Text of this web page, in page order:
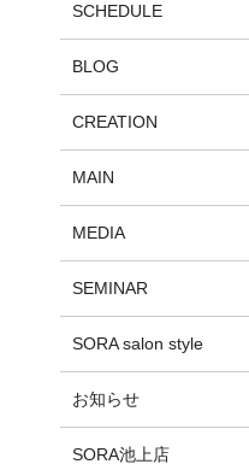
SCHEDULE
BLOG
CREATION
MAIN
MEDIA
SEMINAR
SORA salon style
お知らせ
SORA池上店